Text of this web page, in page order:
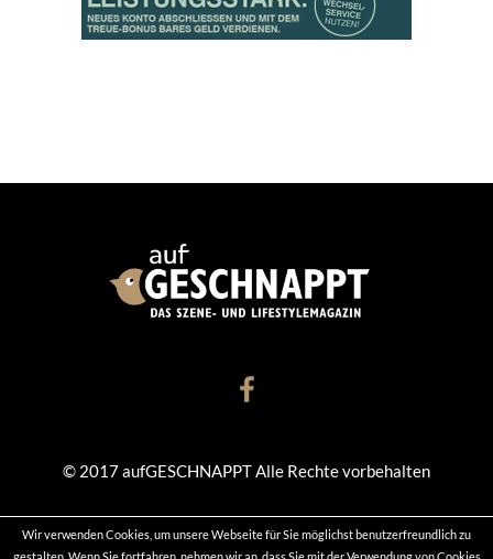
Wir verwenden Cookies, um unsere Webseite für Sie möglichst benutzerfreundlich zu
© 2017 aufGESCHNAPPT Alle Rechte vorbehalten
KONTAKT DATENSCHUTZ IMPRESSUM